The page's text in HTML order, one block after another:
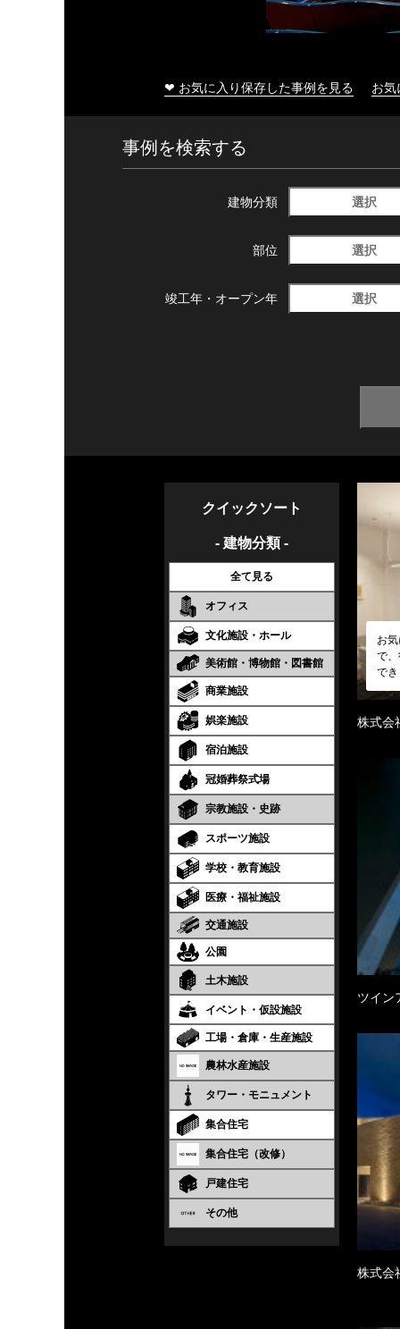
❤ お気に入り保存した事例を見る お
事例を検索する
建物分類 選択
部位 選択
竣工年・ オープン年 選択
クイックソート
- 建物分類 -
全て見る
オフィス
文化施設・ホール
美術館・博物館・図書館
商業施設
娯楽施設
宿泊施設
冠婚葬祭式場
宗教施設・史跡
スポーツ施設
学校・教育施設
医療・福祉施設
交通施設
公園
土木施設
イベント・仮設施設
工場・倉庫・生産施設
農林水産施設
タワー・モニュメント
集合住宅
集合住宅（改修）
戸建住宅
その他
お
で
で
株式会
ツイン
株式